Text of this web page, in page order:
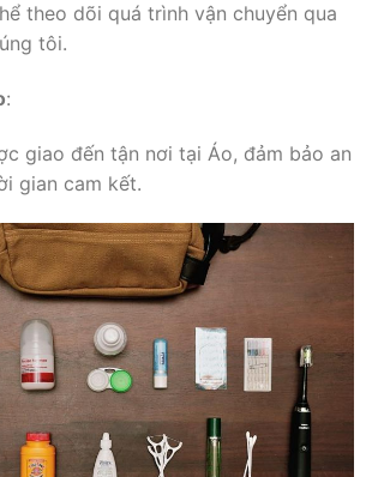
theo dõi quá trình vận chuyển qua
tôi.
:
giao đến tận nơi tại Áo, đảm bảo an
gian cam kết.